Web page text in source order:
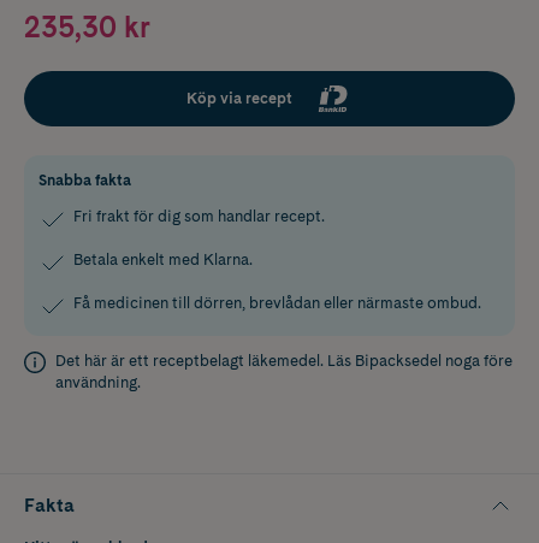
235,30 kr
Köp via recept
Snabba fakta
Fri frakt för dig som handlar recept.
Betala enkelt med Klarna.
Få medicinen till dörren, brevlådan eller närmaste ombud.
Det här är ett receptbelagt läkemedel. Läs Bipacksedel noga före
användning.
Fakta